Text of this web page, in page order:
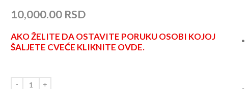
10,000.00 RSD
AKO ŽELITE DA OSTAVITE PORUKU OSOBI KOJOJ
ŠALJETE CVEĆE KLIKNITE OVDE.